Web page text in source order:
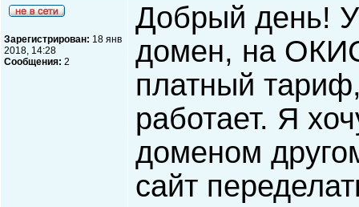
Зарегистрирован: 18 янв
2018, 14:28
Сообщения: 2
Добрый день!
домен, на
платный
работает. Я
доменом
сайт